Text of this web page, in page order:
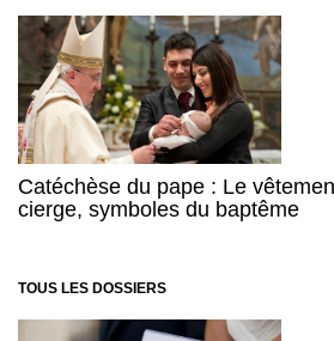
Catéchèse du pape : Le
cierge, symboles du baptême
TOUS LES DOSSIERS